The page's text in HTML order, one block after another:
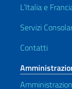
L’Italia e
Servizi
Contatti